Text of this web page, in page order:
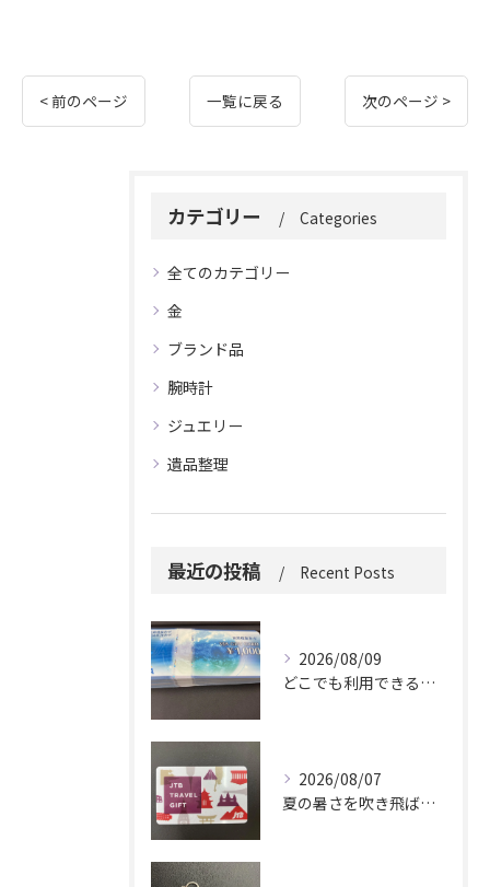
< 前のページ 一覧に戻る 次のページ >
カテゴリー Categories
全てのカテゴリー
金
ブランド品
腕時計
ジュエリー
遺品整理
最近の投稿 Recent Posts
2026/08/09
どこでも利用できる便利さ。
2026/08/07
夏の暑さを吹き飛ばしに来てください。